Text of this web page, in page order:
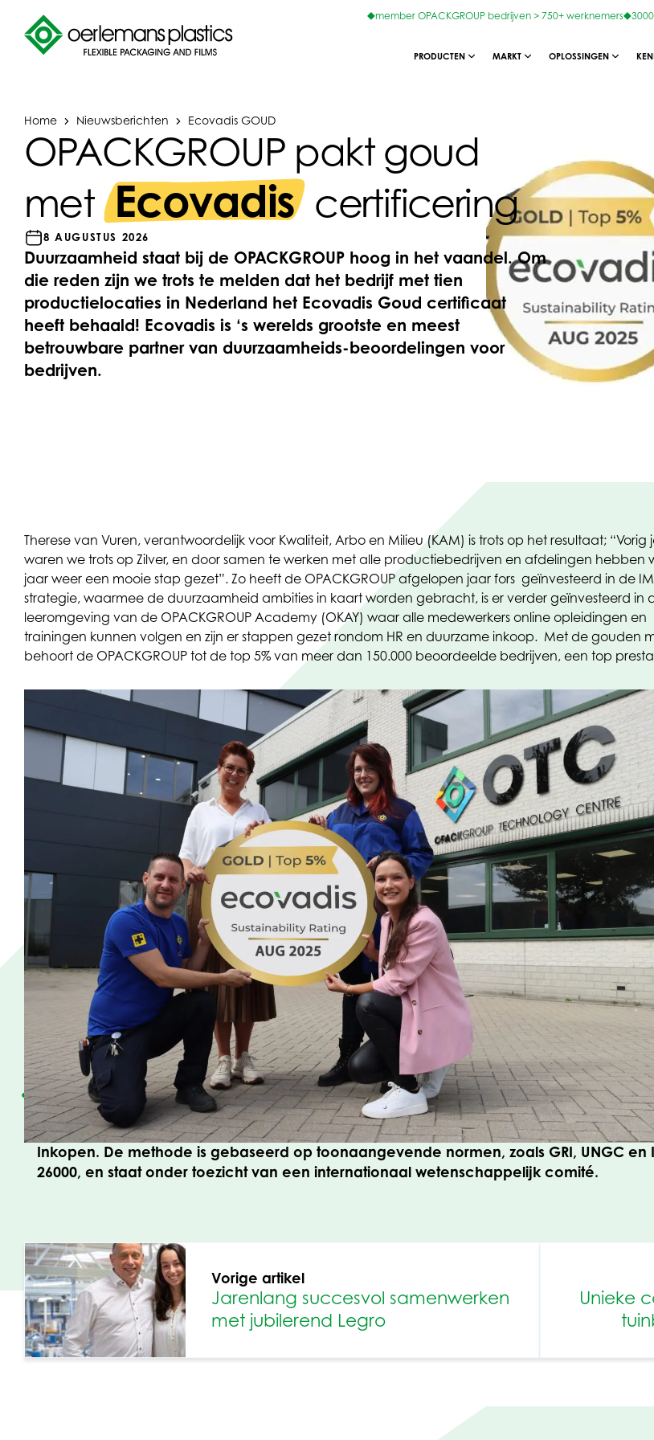
member OPACKGROUP bedrijven > 750+ werknemers
PRODUCTEN MARKT OPLOSSINGEN
Home Nieuwsberichten Ecovadis GOUD
OPACKGROUP pakt goud
met Ecovadis certificering
8 AUGUSTUS 2026
Duurzaamheid staat bij de OPACKGROUP hoog in het vaandel. Om
die reden zijn we trots te melden dat het bedrijf met tien
productielocaties in Nederland het Ecovadis Goud certificaat
heeft behaald! Ecovadis is ‘s werelds grootste en meest
betrouwbare partner van duurzaamheids-beoordelingen voor
bedrijven.
Therese van Vuren, verantwoordelijk voor Kwaliteit, Arbo en Milieu (KAM) is trots op het resultaat; “Vorig
waren we trots op Zilver, en door samen te werken met alle productiebedrijven en afdelingen hebben
jaar weer een mooie stap gezet”. Zo heeft de OPACKGROUP afgelopen jaar fors geïnvesteerd in de
strategie, waarmee de duurzaamheid ambities in kaart worden gebracht, is er verder geïnvesteerd in
leeromgeving van de OPACKGROUP Academy (OKAY) waar alle medewerkers online opleidingen en
trainingen kunnen volgen en zijn er stappen gezet rondom HR en duurzame inkoop. Met de gouden
behoort de OPACKGROUP tot de top 5% van meer dan 150.000 beoordeelde bedrijven, een top
“Daarnaast blijven we investeren in het delen van onze ambities, en het samenwerken met onze
en klanten om het duurzame productportfolio van papieren en plastic folies en verpakkingen nog
breiden. Zo zijn onze mini seminars rondom duurzaam verpakken een groot succes, maar zijn we ook
betrokken bij de totstandkoming van de resultaten van de ‘Plastic Tafel’ in Den Haag,” vertelt Rob
verantwoordelijk voor duurzaamheid binnen de OPACKGROUP.
CEO-DGA van de OPACKGROUP Joan Hanegraaf is blij met het behalen van Ecovadis Goud. “Met de
investeringen die gedaan zijn laten we zien dat we echt IMPACT kunnen maken op een duurzame
keten. Niet alleen praten over sustainability. Maar het ook daadwerkelijk in de praktijk brengen, én
valideren en accrediteren. OPACKGROUP – the sustainable innovator”. Met de IMPACT strategie
OPACKGROUP haar duurzame ambities op zes thema’s: Innovatie – Medewerkers – Partners –
Ambassadeurschap – Climate impact – Transparantie. Die T van Transparantie komt weer duidelijke
voren met de externe toetsing door Ecovadis.
ECOVADIS
Ecovadis heeft een wereldwijd netwerk van meer dan 150.000 beoordeelde bedrijven.
methodologie omvat zeven management indicatoren, verdeeld over 21
duurzaamheidscriteria, in vier thema’s: Milieu, Arbeid & Mensenrechten, Ethiek, en
Inkopen. De methode is gebaseerd op toonaangevende normen, zoals GRI, UNGC en
26000, en staat onder toezicht van een internationaal wetenschappelijk comité.
Vorige artikel
Jarenlang succesvol samenwerken
met jubilerend Legro
Unieke